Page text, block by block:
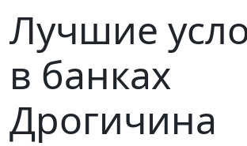
Лучшие
в банках
Дрогичина